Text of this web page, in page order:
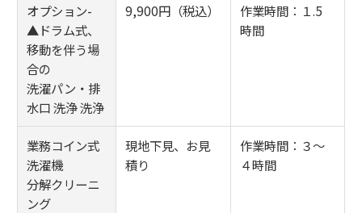
オプション-
▲ドラム式、
移動を伴う場
合の
洗濯パン・排
水口 洗浄 洗浄
9,900円（税込）
作業時間：１.5
時間
業務コイン式
洗濯機
分解クリーニ
ング
現地下見、お見
積り
作業時間：３～
４時間